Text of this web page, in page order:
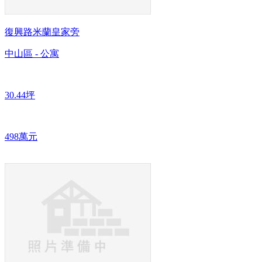
復興路米蘭皇家旁
中山區 - 公寓
30.44坪
498萬元